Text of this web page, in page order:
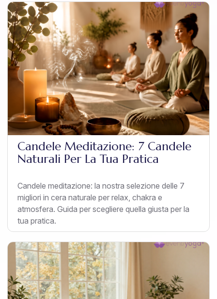
Candele Meditazione: 7 Candele
Naturali Per La Tua Pratica
Candele meditazione: la nostra selezione delle 7
migliori in cera naturale per relax, chakra e
atmosfera. Guida per scegliere quella giusta per la
tua pratica.